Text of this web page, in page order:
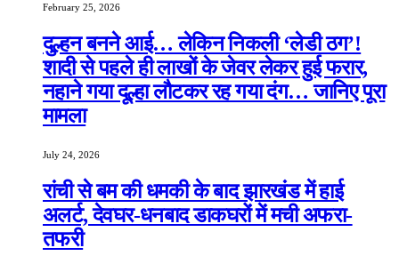
February 25, 2026
दुल्हन बनने आई… लेकिन निकली ‘लेडी ठग’!
शादी से पहले ही लाखों के जेवर लेकर हुई फरार,
नहाने गया दूल्हा लौटकर रह गया दंग… जानिए पूरा
मामला
July 24, 2026
रांची से बम की धमकी के बाद झारखंड में हाई
अलर्ट, देवघर-धनबाद डाकघरों में मची अफरा-
तफरी